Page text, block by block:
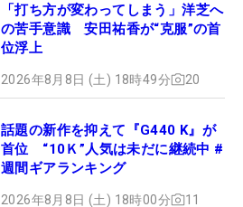
「打ち方が変わってしまう」洋芝へ
の苦手意識 安田祐香が“克服”の首
位浮上
2026年8月8日 (土) 18時49分 20
話題の新作を抑えて『G440 K』が
首位 “10Ｋ”人気は未だに継続中 #
週間ギアランキング
2026年8月8日 (土) 18時00分 11